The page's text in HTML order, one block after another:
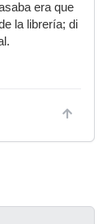
era que
la librería; di